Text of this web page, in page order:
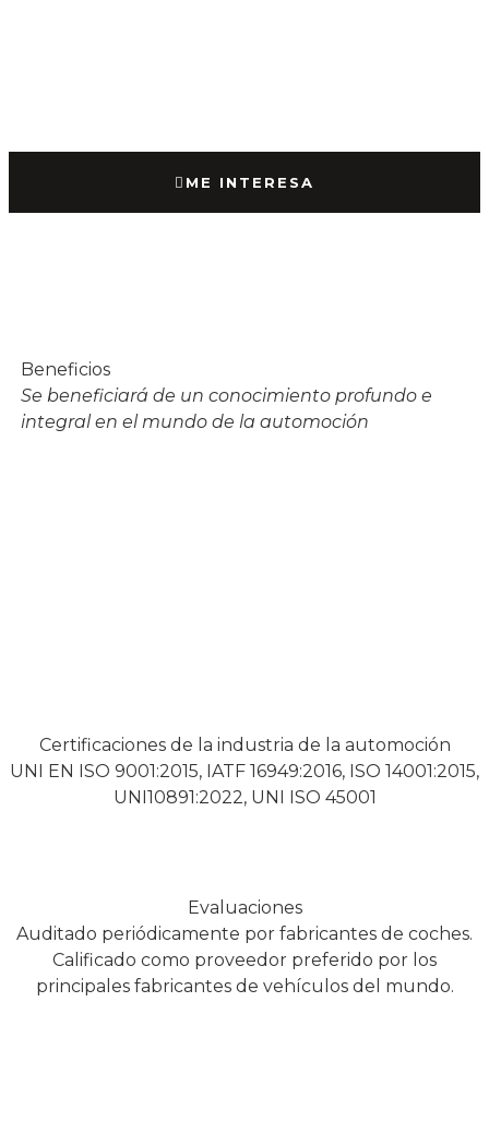
ME INTERESA
Beneficios
Se beneficiará de un conocimiento profundo e
integral en el mundo de la automoción​
Certificaciones de la industria de la automoción
UNI EN ISO 9001:2015, IATF 16949:2016, ISO 14001:2015,
UNI10891:2022, UNI ISO 45001
Evaluaciones
Auditado periódicamente por fabricantes de coches.
Calificado como proveedor preferido por los
principales fabricantes de vehículos del mundo.